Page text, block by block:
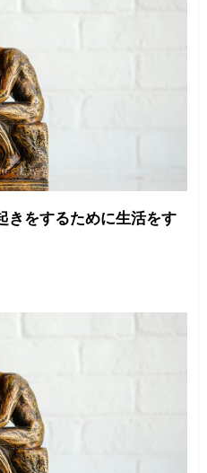
きをするために生活をす